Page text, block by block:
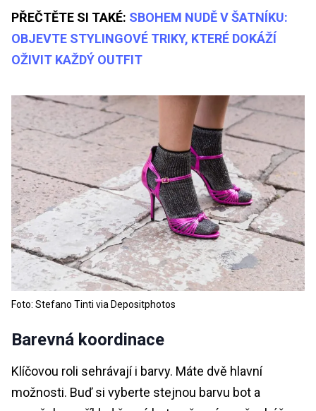
PŘEČTĚTE SI TAKÉ: SBOHEM NUDĚ V ŠATNÍKU:
OBJEVTE STYLINGOVÉ TRIKY, KTERÉ DOKÁŽÍ
OŽIVIT KAŽDÝ OUTFIT
Foto: Stefano Tinti via Depositphotos
Barevná koordinace
Klíčovou roli sehrávají i barvy. Máte dvě hlavní
možnosti. Buď si vyberte stejnou barvu bot a